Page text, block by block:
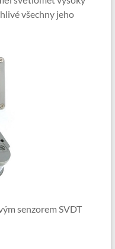
všechny jeho
senzorem SVDT